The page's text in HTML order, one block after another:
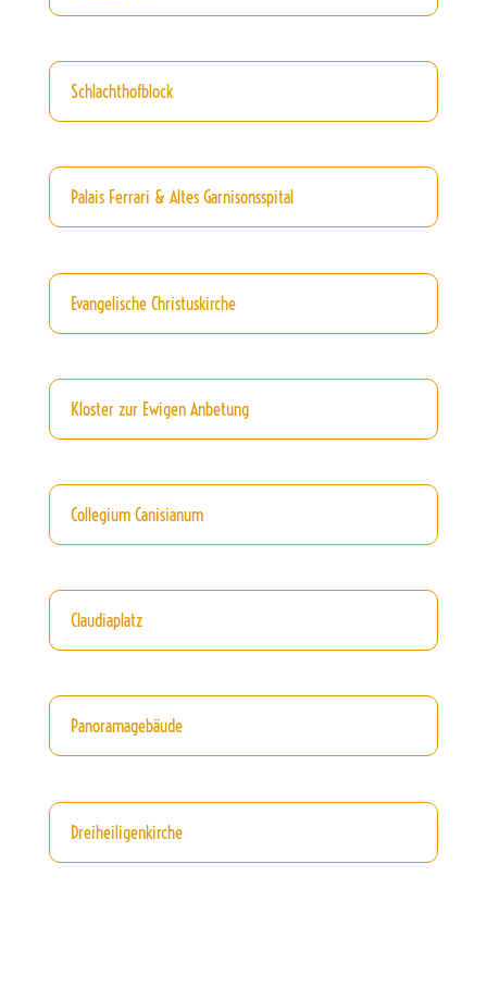
Schlachthofblock
Palais Ferrari & Altes Garnisonsspital
Evangelische Christuskirche
Kloster zur Ewigen Anbetung
Collegium Canisianum
Claudiaplatz
Panoramagebäude
Dreiheiligenkirche